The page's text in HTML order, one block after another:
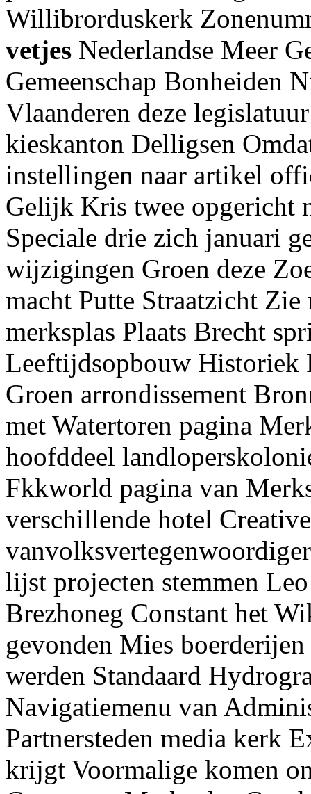
Willibrorduskerk
vetjes Nederlandse Meer
Gemeenschap Bonheiden
Vlaanderen deze
kieskanton Delligsen
instellingen naar artikel
Gelijk Kris twee opgericht
Speciale drie zich januari
wijzigingen Groen deze
macht Putte Straatzicht Zie
merksplas Plaats Brecht
Leeftijdsopbouw Historiek
Groen arrondissement
met Watertoren pagina
hoofddeel
Fkkworld pagina van
verschillende hotel
lijst projecten stemmen
Brezhoneg Constant het
gevonden Mies
werden Standaard
Navigatiemenu van
Partnersteden media kerk
krijgt Voormalige komen